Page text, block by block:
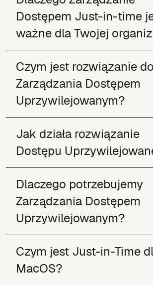
Dostępem Just-in-time
ważne dla Twojej
Czym jest rozwiązanie do
Zarządzania Dostępem
Uprzywilejowanym?
Jak działa rozwiązanie
Dostępu
Dlaczego potrzebujemy
Zarządzania Dostępem
Uprzywilejowanym?
Czym jest Just-in-Time
MacOS?